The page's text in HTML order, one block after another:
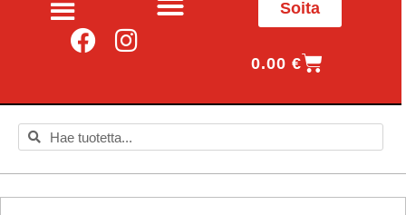
Soita
0.00€